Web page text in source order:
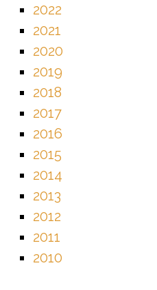
2022
2021
2020
2019
2018
2017
2016
2015
2014
2013
2012
2011
2010